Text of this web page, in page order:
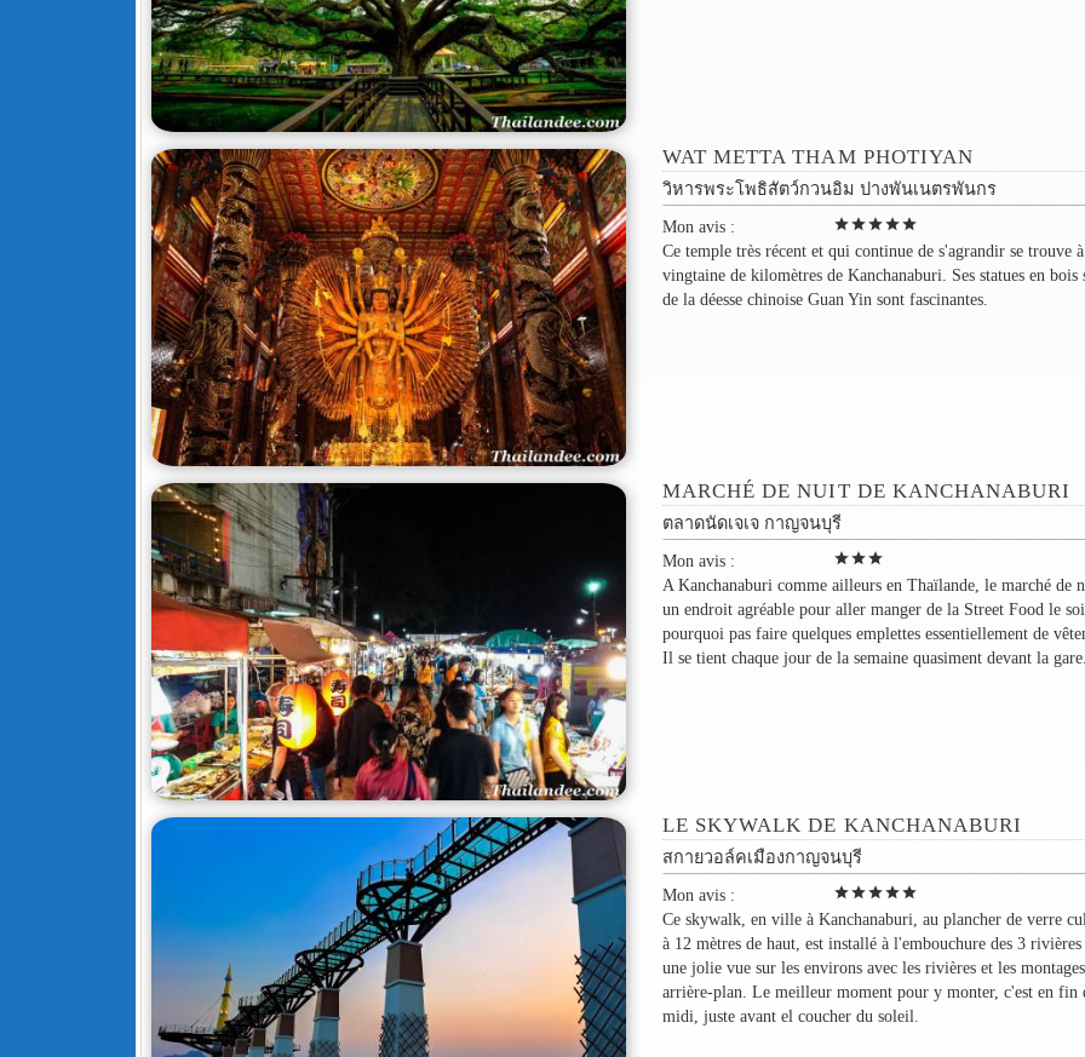
WAT METTA THAM PHOTIYAN
วิหารพระโพธิสัตว์กวนอิม ปางพันเนตรพันกร
Mon avis :
starstarstarstarstar
Ce temple très récent et qui continue de s'agrandir se trouve
vingtaine de kilomètres de Kanchanaburi. Ses statues en bois
de la déesse chinoise Guan Yin sont fascinantes.
MARCHÉ DE NUIT DE KANCHANABURI
ตลาดนัดเจเจ กาญจนบุรี
Mon avis :
starstarstar
A Kanchanaburi comme ailleurs en Thaïlande, le marché de
un endroit agréable pour aller manger de la Street Food le
pourquoi pas faire quelques emplettes essentiellement de
Il se tient chaque jour de la semaine quasiment devant la gare.
LE SKYWALK DE KANCHANABURI
สกายวอล์คเมืองกาญจนบุรี
Mon avis :
starstarstarstarstar
Ce skywalk, en ville à Kanchanaburi, au plancher de verre
à 12 mètres de haut, est installé à l'embouchure des 3
une jolie vue sur les environs avec les rivières et les
arrière-plan. Le meilleur moment pour y monter, c'est en fin
midi, juste avant el coucher du soleil.